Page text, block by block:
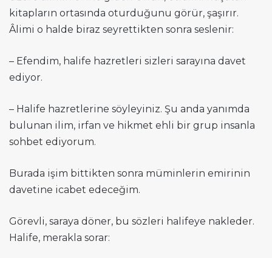
kitapların ortasında oturduğunu görür, şaşırır.
Âlimi o halde biraz seyrettikten sonra seslenir:
– Efendim, halife hazretleri sizleri sarayına davet
ediyor.
– Halife hazretlerine söyleyiniz. Şu anda yanımda
bulunan ilim, irfan ve hikmet ehli bir grup insanla
sohbet ediyorum.
Burada işim bittikten sonra müminlerin emirinin
davetine icabet edeceğim.
Görevli, saraya döner, bu sözleri halifeye nakleder.
Halife, merakla sorar: